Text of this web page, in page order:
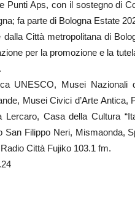
Punti Aps, con il sostegno di
fa parte di Bologna Estate
Città metropolitana di
per la promozione e la
UNESCO, Musei Nazionali
Musei Civici d’Arte Antica,
Casa della Cultura
Filippo Neri, Mismaonda,
Città Fujiko 103.1 fm.